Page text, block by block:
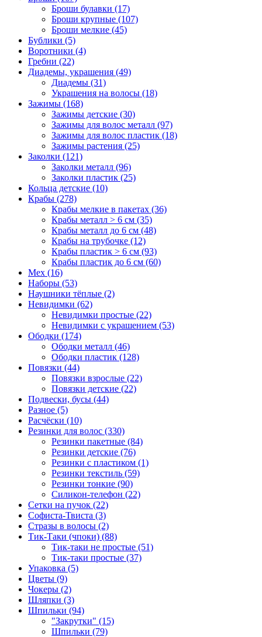
Броши булавки (17)
Броши крупные (107)
Броши мелкие (45)
Бублики (5)
Воротники (4)
Гребни (22)
Диадемы, украшения (49)
Диадемы (31)
Украшения на волосы (18)
Зажимы (168)
Зажимы детские (30)
Зажимы для волос металл (97)
Зажимы для волос пластик (18)
Зажимы растения (25)
Заколки (121)
Заколки металл (96)
Заколки пластик (25)
Кольца детские (10)
Крабы (278)
Крабы мелкие в пакетах (36)
Крабы металл > 6 см (35)
Крабы металл до 6 см (48)
Крабы на трубочке (12)
Крабы пластик > 6 см (93)
Крабы пластик до 6 см (60)
Мех (16)
Наборы (53)
Наушники тёплые (2)
Невидимки (62)
Невидимки простые (22)
Невидимки с украшением (53)
Ободки (174)
Ободки металл (46)
Ободки пластик (128)
Повязки (44)
Повязки взрослые (22)
Повязки детские (22)
Подвески, бусы (44)
Разное (5)
Расчёски (10)
Резинки для волос (330)
Резинки пакетные (84)
Резинки детские (76)
Резинки с пластиком (1)
Резинки текстиль (59)
Резинки тонкие (90)
Силикон-телефон (22)
Сетки на пучок (22)
Софиста-Твиста (3)
Стразы в волосы (2)
Тик-Таки (чпоки) (88)
Тик-таки не простые (51)
Тик-таки простые (37)
Упаковка (5)
Цветы (9)
Чокеры (2)
Шляпки (3)
Шпильки (94)
"Закрутки" (15)
Шпильки (79)